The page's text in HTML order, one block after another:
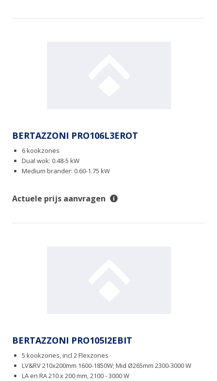
BERTAZZONI PRO106L3EROT
6 kookzones
Dual wok: 0.48-5 kW
Medium brander: 0.60-1.75 kW
Actuele prijs aanvragen
BERTAZZONI PRO105I2EBIT
5 kookzones, incl 2 Flexzones
LV&RV 210x200mm 1600-1850W; Mid Ø265mm 2300-3000 W
LA en RA 210 x 200 mm, 2100 - 3000 W